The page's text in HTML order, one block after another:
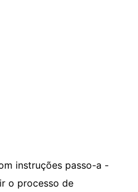
instruções passo-a -
o processo de